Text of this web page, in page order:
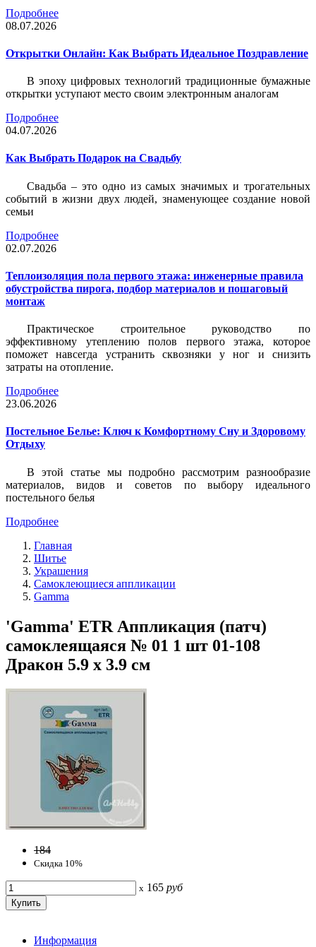
Подробнее
08.07.2026
Открытки Онлайн: Как Выбрать Идеальное Поздравление
В эпоху цифровых технологий традиционные бумажные
открытки уступают место своим электронным аналогам
Подробнее
04.07.2026
Как Выбрать Подарок на Свадьбу
Свадьба – это одно из самых значимых и трогательных
событий в жизни двух людей, знаменующее создание новой
семьи
Подробнее
02.07.2026
Теплоизоляция пола первого этажа: инженерные правила
обустройства пирога, подбор материалов и пошаговый
монтаж
Практическое строительное руководство по
эффективному утеплению полов первого этажа, которое
поможет навсегда устранить сквозняки у ног и снизить
затраты на отопление.
Подробнее
23.06.2026
Постельное Белье: Ключ к Комфортному Сну и Здоровому
Отдыху
В этой статье мы подробно рассмотрим разнообразие
материалов, видов и советов по выбору идеального
постельного белья
Подробнее
Главная
Шитье
Украшения
Самоклеющиеся аппликации
Gamma
'Gamma' ETR Аппликация (патч)
самоклеящаяся № 01 1 шт 01-108
Дракон 5.9 х 3.9 см
184
Скидка 10%
x 165 руб
Информация